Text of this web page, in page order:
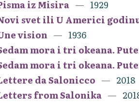
iz Misira
1929
svet ili U Americi
vision
1936
mora i tri okeana.
mora i tri okeana.
da Salonicco
2018
from Salonika